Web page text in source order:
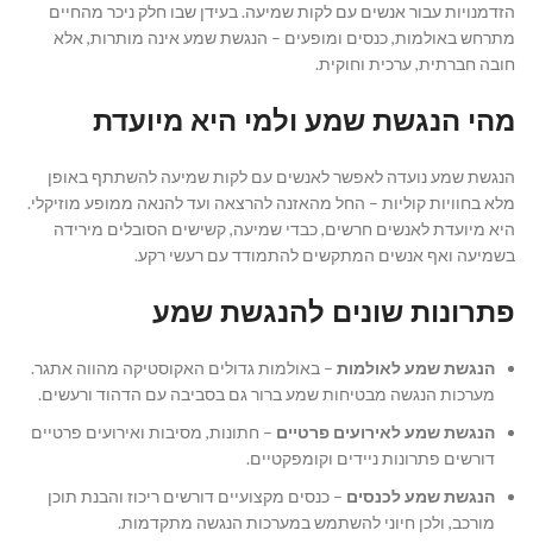
הזדמנויות עבור אנשים עם לקות שמיעה. בעידן שבו חלק ניכר מהחיים
מתרחש באולמות, כנסים ומופעים – הנגשת שמע אינה מותרות, אלא
חובה חברתית, ערכית וחוקית.
מהי הנגשת שמע ולמי היא מיועדת
הנגשת שמע נועדה לאפשר לאנשים עם לקות שמיעה להשתתף באופן
מלא בחוויות קוליות – החל מהאזנה להרצאה ועד להנאה ממופע מוזיקלי.
היא מיועדת לאנשים חרשים, כבדי שמיעה, קשישים הסובלים מירידה
בשמיעה ואף אנשים המתקשים להתמודד עם רעשי רקע.
פתרונות שונים להנגשת שמע
הנגשת שמע לאולמות – באולמות גדולים האקוסטיקה מהווה אתגר.
מערכות הנגשה מבטיחות שמע ברור גם בסביבה עם הדהוד ורעשים.
הנגשת שמע לאירועים פרטיים – חתונות, מסיבות ואירועים פרטיים
דורשים פתרונות ניידים וקומפקטיים.
הנגשת שמע לכנסים – כנסים מקצועיים דורשים ריכוז והבנת תוכן
מורכב, ולכן חיוני להשתמש במערכות הנגשה מתקדמות.